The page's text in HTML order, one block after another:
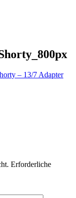
– 13/7 Adapter
Erforderliche